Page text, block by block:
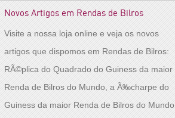
Novos Artigos em Rendas de Bilros
Visite a nossa loja online e veja os novos
artigos que dispomos em Rendas de Bilros:
RÃ©plica do Quadrado do Guiness da maior
Renda de Bilros do Mundo, a Ã‰charpe do
Guiness da maior Renda de Bilros do Mundo